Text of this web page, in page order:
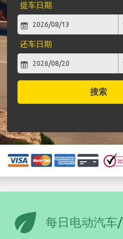
提车日期
还车日期
搜索
eco 每日电动汽车